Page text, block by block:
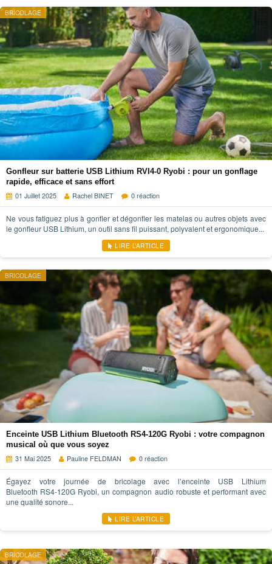
BRICOLAGE
Gonfleur sur batterie USB Lithium RVI4-0 Ryobi : pour un gonflage
rapide, efficace et sans effort
01 Juillet 2025
Rachel BINET 0 réaction
Ne vous fatiguez plus à gonfler et dégonfler les matelas ou autres objets avec
le gonfleur USB Lithium, un outil sans fil puissant, polyvalent et ergonomique...
LIRE L’ARTICLE
BRICOLAGE
Enceinte USB Lithium Bluetooth RS4-120G Ryobi : votre compagnon
musical où que vous soyez
31 Mai 2025
Pauline FELDMAN 0 réaction
Égayez votre journée de bricolage avec l’enceinte USB Lithium
Bluetooth RS4-120G Ryobi, un compagnon audio robuste et performant avec
une qualité sonore...
LIRE L’ARTICLE
BRICOLAGE